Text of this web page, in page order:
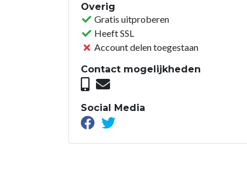
Overig
Gratis uitproberen
Heeft SSL
Account delen toegestaan
Contact mogelijkheden
Social Media